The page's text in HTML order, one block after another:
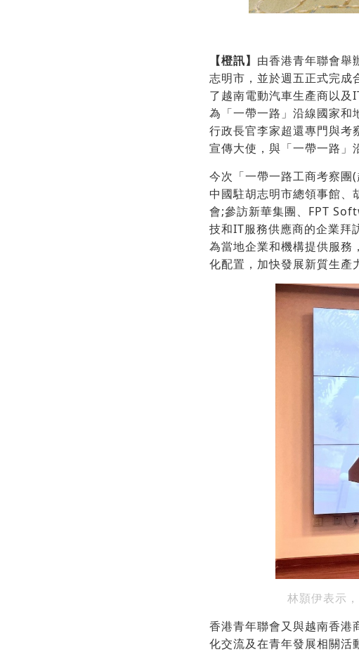
【橙訊】 由香港青年聯會舉
志明市，並於週五正式完成
了越南電動汽車生產商以
為「一帶一路」沿線國家和
行政長官李家超還專門與考
宣傳大使，與「一帶一路」
今次「一帶一路工商考察團
中國駐胡志明市總領事館、
會;參訪新華集團、FPT
技和IT服務供應商的企業拜
為當地企業和機構提供服務
化配置，加快發展新質生產
林顥伊表示
香港青年聯會又與越南香港
化交流及在青年發展相關活